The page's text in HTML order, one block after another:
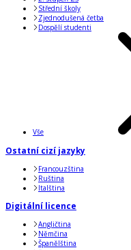
Střední školy
Zjednodušená četba
Dospělí studenti
Vše
Ostatní cizí jazyky
Francouzština
Ruština
Italština
Digitální licence
Angličtina
Němčina
Španělština